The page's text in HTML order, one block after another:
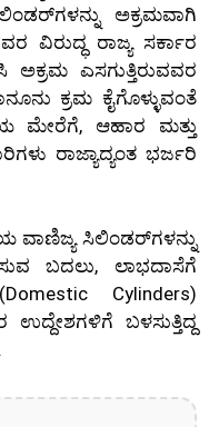
ಅಕ್ರಮವಾಗಿ
ವಿರುದ್ಧ ರಾಜ್ಯ ಸರ್ಕಾರ
ಎಸಗುತ್ತಿರುವವರ
ಕ್ರಮ ಕೈಗೊಳ್ಳುವಂತೆ
ಮೇರೆಗೆ, ಆಹಾರ ಮತ್ತು
ರಾಜ್ಯಾದ್ಯಂತ ಭರ್ಜರಿ
ವಾಣಿಜ್ಯ ಸಿಲಿಂಡರ್‌ಗಳನ್ನು
ಬದಲು, ಲಾಭದಾಸೆಗೆ
Cylinders)
ಬಳಸುತ್ತಿದ್ದ